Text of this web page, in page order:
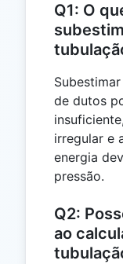
Q1: O
de dutos
irregular e
energia
pressão.
Q2:
ao